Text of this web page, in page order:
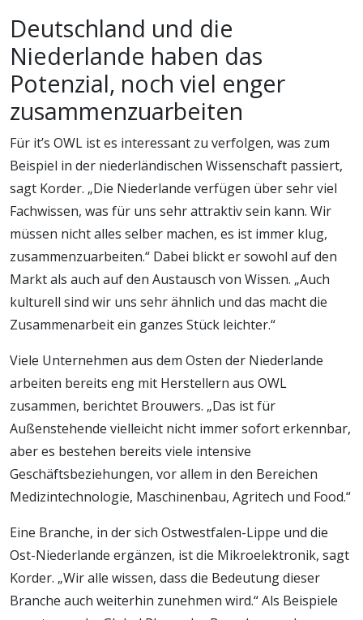
Deutschland und die
Niederlande haben das
Potenzial, noch viel enger
zusammenzuarbeiten
Für it’s OWL ist es interessant zu verfolgen, was zum
Beispiel in der niederländischen Wissenschaft passiert,
sagt Korder. „Die Niederlande verfügen über sehr viel
Fachwissen, was für uns sehr attraktiv sein kann. Wir
müssen nicht alles selber machen, es ist immer klug,
zusammenzuarbeiten.“ Dabei blickt er sowohl auf den
Markt als auch auf den Austausch von Wissen. „Auch
kulturell sind wir uns sehr ähnlich und das macht die
Zusammenarbeit ein ganzes Stück leichter.“
Viele Unternehmen aus dem Osten der Niederlande
arbeiten bereits eng mit Herstellern aus OWL
zusammen, berichtet Brouwers. „Das ist für
Außenstehende vielleicht nicht immer sofort erkennbar,
aber es bestehen bereits viele intensive
Geschäftsbeziehungen, vor allem in den Bereichen
Medizintechnologie, Maschinenbau, Agritech und Food.“
Eine Branche, in der sich Ostwestfalen-Lippe und die
Ost-Niederlande ergänzen, ist die Mikroelektronik, sagt
Korder. „Wir alle wissen, dass die Bedeutung dieser
Branche auch weiterhin zunehmen wird.“ Als Beispiele